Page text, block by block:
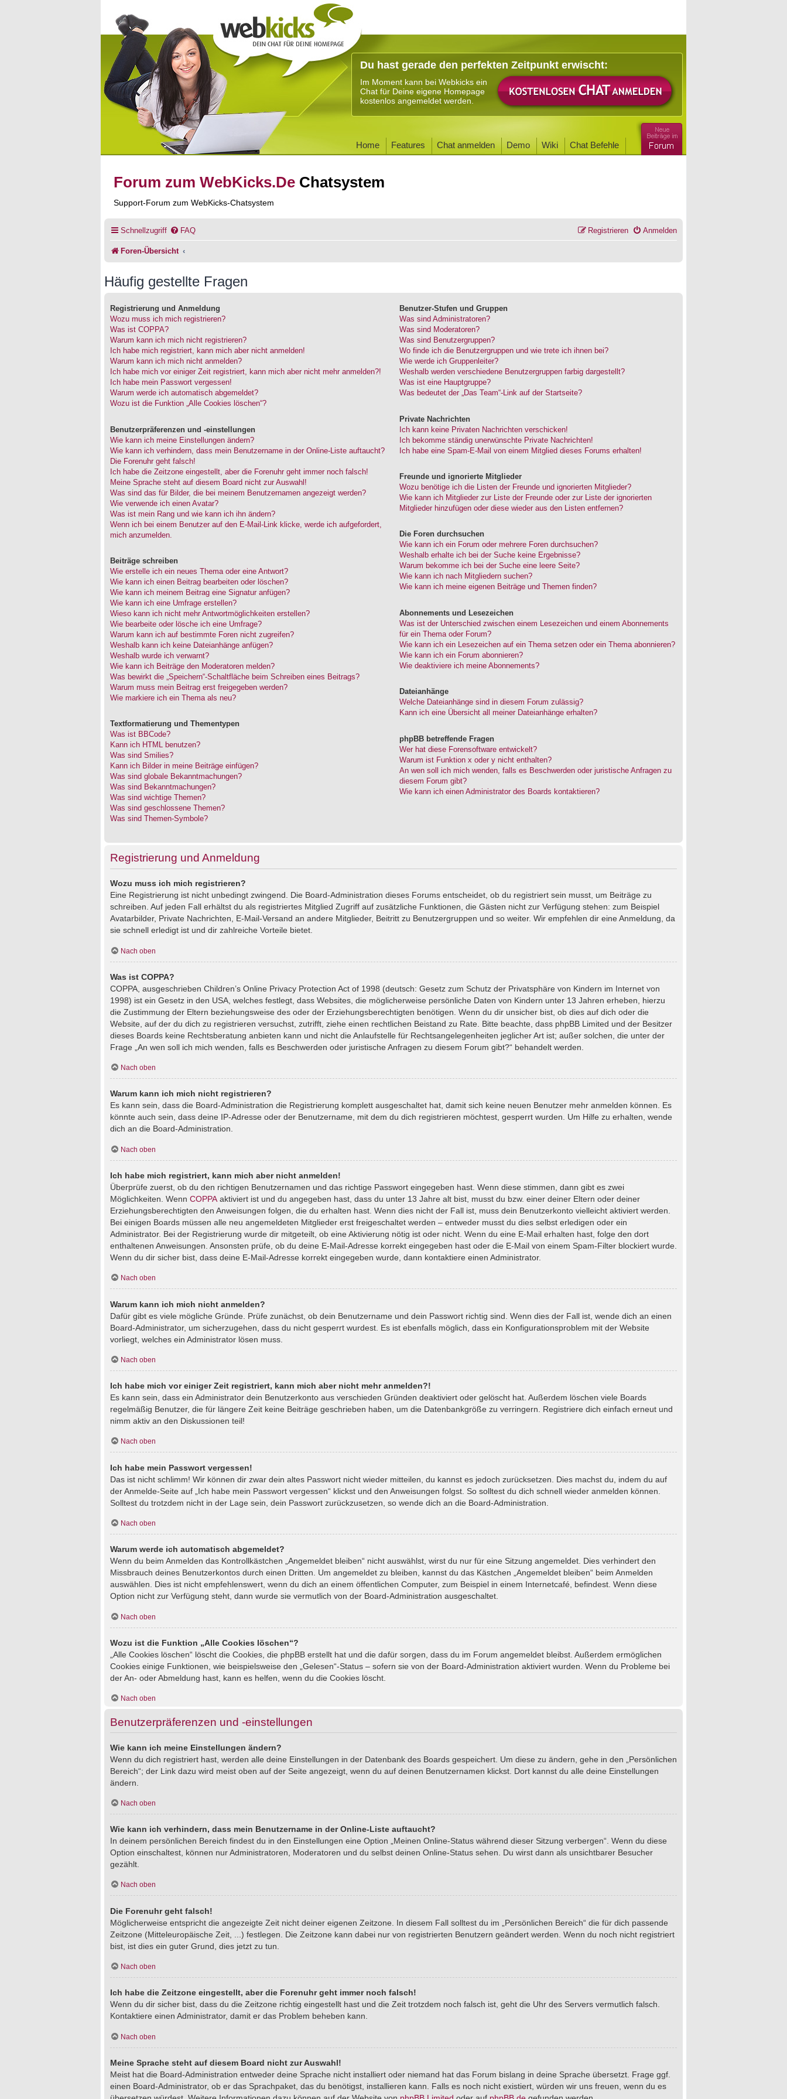
Du hast gerade den perfekten Zeitpunkt erwischt:
Im Moment kann bei Webkicks ein
Chat für Deine eigene Homepage
kostenlos angemeldet werden.
Home Features Chat anmelden Demo Wiki Chat Befehle
Forum zum WebKicks.De Chatsystem
Support-Forum zum WebKicks-Chatsystem
Schnellzugriff FAQ Anmelden
Registrieren
Foren-Übersicht
Häufig gestellte Fragen
Registrierung und Anmeldung
Wozu muss ich mich registrieren?
Was ist COPPA?
Warum kann ich mich nicht registrieren?
Ich habe mich registriert, kann mich aber nicht anmelden!
Warum kann ich mich nicht anmelden?
Ich habe mich vor einiger Zeit registriert, kann mich aber nicht mehr anmelden?!
Ich habe mein Passwort vergessen!
Warum werde ich automatisch abgemeldet?
Wozu ist die Funktion „Alle Cookies löschen“?
Benutzerpräferenzen und -einstellungen
Wie kann ich meine Einstellungen ändern?
Wie kann ich verhindern, dass mein Benutzername in der Online-Liste auftaucht?
Die Forenuhr geht falsch!
Ich habe die Zeitzone eingestellt, aber die Forenuhr geht immer noch falsch!
Meine Sprache steht auf diesem Board nicht zur Auswahl!
Was sind das für Bilder, die bei meinem Benutzernamen angezeigt werden?
Wie verwende ich einen Avatar?
Was ist mein Rang und wie kann ich ihn ändern?
Wenn ich bei einem Benutzer auf den E-Mail-Link klicke, werde ich aufgefordert,
mich anzumelden.
Beiträge schreiben
Wie erstelle ich ein neues Thema oder eine Antwort?
Wie kann ich einen Beitrag bearbeiten oder löschen?
Wie kann ich meinem Beitrag eine Signatur anfügen?
Wie kann ich eine Umfrage erstellen?
Wieso kann ich nicht mehr Antwortmöglichkeiten erstellen?
Wie bearbeite oder lösche ich eine Umfrage?
Warum kann ich auf bestimmte Foren nicht zugreifen?
Weshalb kann ich keine Dateianhänge anfügen?
Weshalb wurde ich verwarnt?
Wie kann ich Beiträge den Moderatoren melden?
Was bewirkt die „Speichern“-Schaltfläche beim Schreiben eines Beitrags?
Warum muss mein Beitrag erst freigegeben werden?
Wie markiere ich ein Thema als neu?
Textformatierung und Thementypen
Was ist BBCode?
Kann ich HTML benutzen?
Was sind Smilies?
Kann ich Bilder in meine Beiträge einfügen?
Was sind globale Bekanntmachungen?
Was sind Bekanntmachungen?
Was sind wichtige Themen?
Was sind geschlossene Themen?
Was sind Themen-Symbole?
Benutzer-Stufen und Gruppen
Was sind Administratoren?
Was sind Moderatoren?
Was sind Benutzergruppen?
Wo finde ich die Benutzergruppen und wie trete ich ihnen bei?
Wie werde ich Gruppenleiter?
Weshalb werden verschiedene Benutzergruppen farbig dargestellt?
Was ist eine Hauptgruppe?
Was bedeutet der „Das Team“-Link auf der Startseite?
Private Nachrichten
Ich kann keine Privaten Nachrichten verschicken!
Ich bekomme ständig unerwünschte Private Nachrichten!
Ich habe eine Spam-E-Mail von einem Mitglied dieses Forums erhalten!
Freunde und ignorierte Mitglieder
Wozu benötige ich die Listen der Freunde und ignorierten Mitglieder?
Wie kann ich Mitglieder zur Liste der Freunde oder zur Liste der ignorierten
Mitglieder hinzufügen oder diese wieder aus den Listen entfernen?
Die Foren durchsuchen
Wie kann ich ein Forum oder mehrere Foren durchsuchen?
Weshalb erhalte ich bei der Suche keine Ergebnisse?
Warum bekomme ich bei der Suche eine leere Seite?
Wie kann ich nach Mitgliedern suchen?
Wie kann ich meine eigenen Beiträge und Themen finden?
Abonnements und Lesezeichen
Was ist der Unterschied zwischen einem Lesezeichen und einem Abonnements
für ein Thema oder Forum?
Wie kann ich ein Lesezeichen auf ein Thema setzen oder ein Thema abonnieren?
Wie kann ich ein Forum abonnieren?
Wie deaktiviere ich meine Abonnements?
Dateianhänge
Welche Dateianhänge sind in diesem Forum zulässig?
Kann ich eine Übersicht all meiner Dateianhänge erhalten?
phpBB betreffende Fragen
Wer hat diese Forensoftware entwickelt?
Warum ist Funktion x oder y nicht enthalten?
An wen soll ich mich wenden, falls es Beschwerden oder juristische Anfragen zu
diesem Forum gibt?
Wie kann ich einen Administrator des Boards kontaktieren?
Registrierung und Anmeldung
Wozu muss ich mich registrieren?
Eine Registrierung ist nicht unbedingt zwingend. Die Board-Administration dieses Forums entscheidet, ob du registriert sein musst, um Beiträge zu
schreiben. Auf jeden Fall erhältst du als registriertes Mitglied Zugriff auf zusätzliche Funktionen, die Gästen nicht zur Verfügung stehen: zum Beispiel
Avatarbilder, Private Nachrichten, E-Mail-Versand an andere Mitglieder, Beitritt zu Benutzergruppen und so weiter. Wir empfehlen dir eine Anmeldung, da
sie schnell erledigt ist und dir zahlreiche Vorteile bietet.
Nach oben
Was ist COPPA?
COPPA, ausgeschrieben Children’s Online Privacy Protection Act of 1998 (deutsch: Gesetz zum Schutz der Privatsphäre von Kindern im Internet von
1998) ist ein Gesetz in den USA, welches festlegt, dass Websites, die möglicherweise persönliche Daten von Kindern unter 13 Jahren erheben, hierzu
die Zustimmung der Eltern beziehungsweise des oder der Erziehungsberechtigten benötigen. Wenn du dir unsicher bist, ob dies auf dich oder die
Website, auf der du dich zu registrieren versuchst, zutrifft, ziehe einen rechtlichen Beistand zu Rate. Bitte beachte, dass phpBB Limited und der Besitzer
dieses Boards keine Rechtsberatung anbieten kann und nicht die Anlaufstelle für Rechtsangelegenheiten jeglicher Art ist; außer solchen, die unter der
Frage „An wen soll ich mich wenden, falls es Beschwerden oder juristische Anfragen zu diesem Forum gibt?“ behandelt werden.
Nach oben
Warum kann ich mich nicht registrieren?
Es kann sein, dass die Board-Administration die Registrierung komplett ausgeschaltet hat, damit sich keine neuen Benutzer mehr anmelden können. Es
könnte auch sein, dass deine IP-Adresse oder der Benutzername, mit dem du dich registrieren möchtest, gesperrt wurden. Um Hilfe zu erhalten, wende
dich an die Board-Administration.
Nach oben
Ich habe mich registriert, kann mich aber nicht anmelden!
Überprüfe zuerst, ob du den richtigen Benutzernamen und das richtige Passwort eingegeben hast. Wenn diese stimmen, dann gibt es zwei
Möglichkeiten. Wenn COPPA aktiviert ist und du angegeben hast, dass du unter 13 Jahre alt bist, musst du bzw. einer deiner Eltern oder deiner
Erziehungsberechtigten den Anweisungen folgen, die du erhalten hast. Wenn dies nicht der Fall ist, muss dein Benutzerkonto vielleicht aktiviert werden.
Bei einigen Boards müssen alle neu angemeldeten Mitglieder erst freigeschaltet werden – entweder musst du dies selbst erledigen oder ein
Administrator. Bei der Registrierung wurde dir mitgeteilt, ob eine Aktivierung nötig ist oder nicht. Wenn du eine E-Mail erhalten hast, folge den dort
enthaltenen Anweisungen. Ansonsten prüfe, ob du deine E-Mail-Adresse korrekt eingegeben hast oder die E-Mail von einem Spam-Filter blockiert wurde.
Wenn du dir sicher bist, dass deine E-Mail-Adresse korrekt eingegeben wurde, dann kontaktiere einen Administrator.
Nach oben
Warum kann ich mich nicht anmelden?
Dafür gibt es viele mögliche Gründe. Prüfe zunächst, ob dein Benutzername und dein Passwort richtig sind. Wenn dies der Fall ist, wende dich an einen
Board-Administrator, um sicherzugehen, dass du nicht gesperrt wurdest. Es ist ebenfalls möglich, dass ein Konfigurationsproblem mit der Website
vorliegt, welches ein Administrator lösen muss.
Nach oben
Ich habe mich vor einiger Zeit registriert, kann mich aber nicht mehr anmelden?!
Es kann sein, dass ein Administrator dein Benutzerkonto aus verschieden Gründen deaktiviert oder gelöscht hat. Außerdem löschen viele Boards
regelmäßig Benutzer, die für längere Zeit keine Beiträge geschrieben haben, um die Datenbankgröße zu verringern. Registriere dich einfach erneut und
nimm aktiv an den Diskussionen teil!
Nach oben
Ich habe mein Passwort vergessen!
Das ist nicht schlimm! Wir können dir zwar dein altes Passwort nicht wieder mitteilen, du kannst es jedoch zurücksetzen. Dies machst du, indem du auf
der Anmelde-Seite auf „Ich habe mein Passwort vergessen“ klickst und den Anweisungen folgst. So solltest du dich schnell wieder anmelden können.
Solltest du trotzdem nicht in der Lage sein, dein Passwort zurückzusetzen, so wende dich an die Board-Administration.
Nach oben
Warum werde ich automatisch abgemeldet?
Wenn du beim Anmelden das Kontrollkästchen „Angemeldet bleiben“ nicht auswählst, wirst du nur für eine Sitzung angemeldet. Dies verhindert den
Missbrauch deines Benutzerkontos durch einen Dritten. Um angemeldet zu bleiben, kannst du das Kästchen „Angemeldet bleiben“ beim Anmelden
auswählen. Dies ist nicht empfehlenswert, wenn du dich an einem öffentlichen Computer, zum Beispiel in einem Internetcafé, befindest. Wenn diese
Option nicht zur Verfügung steht, dann wurde sie vermutlich von der Board-Administration ausgeschaltet.
Nach oben
Wozu ist die Funktion „Alle Cookies löschen“?
„Alle Cookies löschen“ löscht die Cookies, die phpBB erstellt hat und die dafür sorgen, dass du im Forum angemeldet bleibst. Außerdem ermöglichen
Cookies einige Funktionen, wie beispielsweise den „Gelesen“-Status – sofern sie von der Board-Administration aktiviert wurden. Wenn du Probleme bei
der An- oder Abmeldung hast, kann es helfen, wenn du die Cookies löscht.
Nach oben
Benutzerpräferenzen und -einstellungen
Wie kann ich meine Einstellungen ändern?
Wenn du dich registriert hast, werden alle deine Einstellungen in der Datenbank des Boards gespeichert. Um diese zu ändern, gehe in den „Persönlichen
Bereich“; der Link dazu wird meist oben auf der Seite angezeigt, wenn du auf deinen Benutzernamen klickst. Dort kannst du alle deine Einstellungen
ändern.
Nach oben
Wie kann ich verhindern, dass mein Benutzername in der Online-Liste auftaucht?
In deinem persönlichen Bereich findest du in den Einstellungen eine Option „Meinen Online-Status während dieser Sitzung verbergen“. Wenn du diese
Option einschaltest, können nur Administratoren, Moderatoren und du selbst deinen Online-Status sehen. Du wirst dann als unsichtbarer Besucher
gezählt.
Nach oben
Die Forenuhr geht falsch!
Möglicherweise entspricht die angezeigte Zeit nicht deiner eigenen Zeitzone. In diesem Fall solltest du im „Persönlichen Bereich“ die für dich passende
Zeitzone (Mitteleuropäische Zeit, ...) festlegen. Die Zeitzone kann dabei nur von registrierten Benutzern geändert werden. Wenn du noch nicht registriert
bist, ist dies ein guter Grund, dies jetzt zu tun.
Nach oben
Ich habe die Zeitzone eingestellt, aber die Forenuhr geht immer noch falsch!
Wenn du dir sicher bist, dass du die Zeitzone richtig eingestellt hast und die Zeit trotzdem noch falsch ist, geht die Uhr des Servers vermutlich falsch.
Kontaktiere einen Administrator, damit er das Problem beheben kann.
Nach oben
Meine Sprache steht auf diesem Board nicht zur Auswahl!
Meist hat die Board-Administration entweder deine Sprache nicht installiert oder niemand hat das Forum bislang in deine Sprache übersetzt. Frage ggf.
einen Board-Administrator, ob er das Sprachpaket, das du benötigst, installieren kann. Falls es noch nicht existiert, würden wir uns freuen, wenn du es